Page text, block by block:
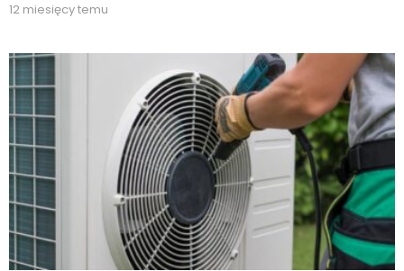
12 miesięcy temu